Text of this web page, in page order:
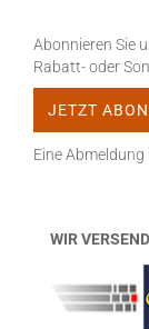
Abonnieren Sie
Rabatt- oder
Eine Abmeldung
WIR